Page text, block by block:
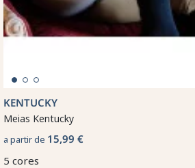
KENTUCKY
Meias Kentucky
a partir de 15,99 €
5 cores